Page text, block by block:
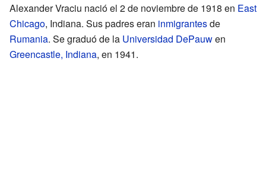
Alexander Vraciu nació el 2 de noviembre de 1918 en East
Chicago, Indiana. Sus padres eran inmigrantesde
Rumania. Se graduó de la Universidad DePauwen
Greencastle, Indiana, en 1941.